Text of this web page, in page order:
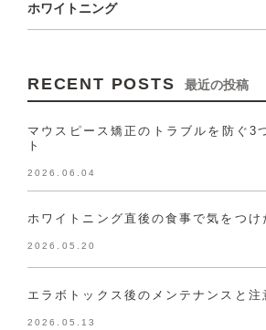
ホワイトニング
RECENT POSTS 最近の投稿
マウスピース矯正のトラブルを防ぐ3
ト
2026.06.04
ホワイトニング直後の食事で気をつけ
2026.05.20
エラボトックス後のメンテナンスと注
2026.05.13